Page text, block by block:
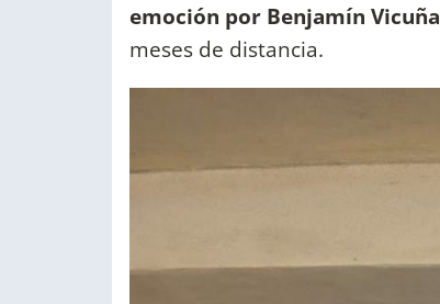
emoción por Benjamín Vicuña
meses de distancia.